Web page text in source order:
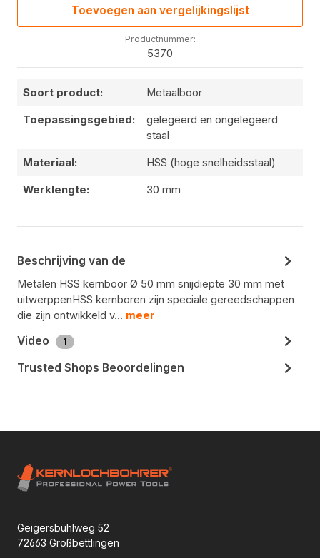
Toevoegen aan vergelijkingslijst
Productnummer:
5370
Soort product: Metaalboor
Toepassingsgebied:
gelegeerd en ongelegeerd
staal
Materiaal: HSS (hoge snelheidsstaal)
Werklengte: 30 mm
Beschrijving van de
Metalen HSS kernboor Ø 50 mm snijdiepte 30 mm met
uitwerppenHSS kernboren zijn speciale gereedschappen
die zijn ontwikkeld v… meer
Video 1
Trusted Shops Beoordelingen
Geigersbühlweg 52
72663 Großbettlingen